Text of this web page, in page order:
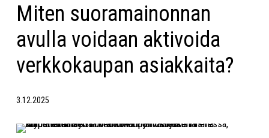
Miten suoramainonnan
avulla voidaan aktivoida
verkkokaupan asiakkaita?
3.12.2025